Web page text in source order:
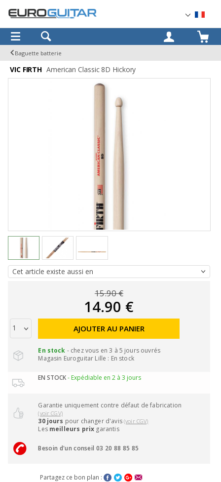
OK
Baguette batterie
VIC FIRTH American Classic 8D Hickory
15.90 €
14.90 €
AJOUTER AU PANIER
En stock - chez vous en 3 à 5 jours ouvrés
Magasin Euroguitar Lille : En stock
EN STOCK- Expédiable en 2 à 3 jours
Garantie uniquement contre défaut de fabrication
(voir CGV)
30 jours pour changer d'avis(voir CGV)
Les meilleurs prix garantis
Besoin d'un conseil 03 20 88 85 85
Partagez ce bon plan :